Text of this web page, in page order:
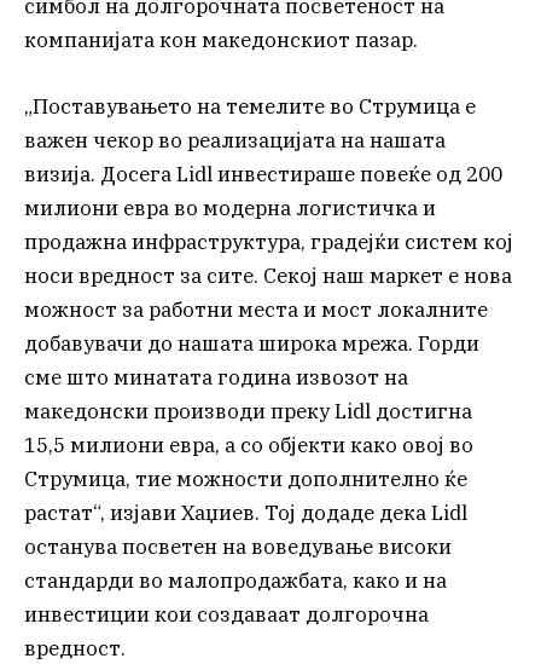
симбол на долгорочната посветеност на
компанијата кон македонскиот пазар.
„Поставувањето на темелите во Струмица е
важен чекор во реализацијата на нашата
визија. Досега Lidl инвестираше повеќе од 200
милиони евра во модерна логистичка и
продажна инфраструктура, градејќи систем кој
носи вредност за сите. Секој наш маркет е новa
можност за работни места и мост локалните
добавувачи до нашата широка мрежа. Горди
сме што минатата година извозот на
македонски производи преку Lidl достигна
15,5 милиони евра, а со објекти како овој во
Струмица, тие можности дополнително ќе
растат“, изјави Хаџиев. Тој додаде дека Lidl
останува посветен на воведување високи
стандарди во малопродажбата, како и на
инвестиции кои создаваат долгорочна
вредност.